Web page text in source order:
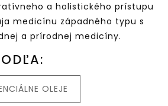
a holistického prístupu
medicínu západného typu s
a prírodnej medicíny.
OLEJE